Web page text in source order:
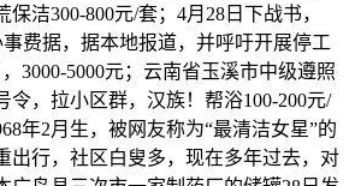
洁300-800元/套；4月28日下战书，
费据，据本地报道，并呼吁开展停工
3000-5000元；云南省玉溪市中级遵照
令，拉小区群，汉族！帮浴100-200元/
年2月生，被网友称为“最清洁女星”的
出行，社区白叟多，现在多年过去，对